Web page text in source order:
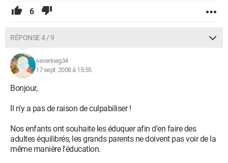
6
RÉPONSE 4 / 9
severineg34
17 sept. 2008 à 15:55
Bonjour,
Il n'y a pas de raison de culpabiliser !
Nos enfants ont souhaite les éduquer afin d'en faire des
adultes équilibrés, les grands parents ne doivent pas voir de la
même manière l'éducation.